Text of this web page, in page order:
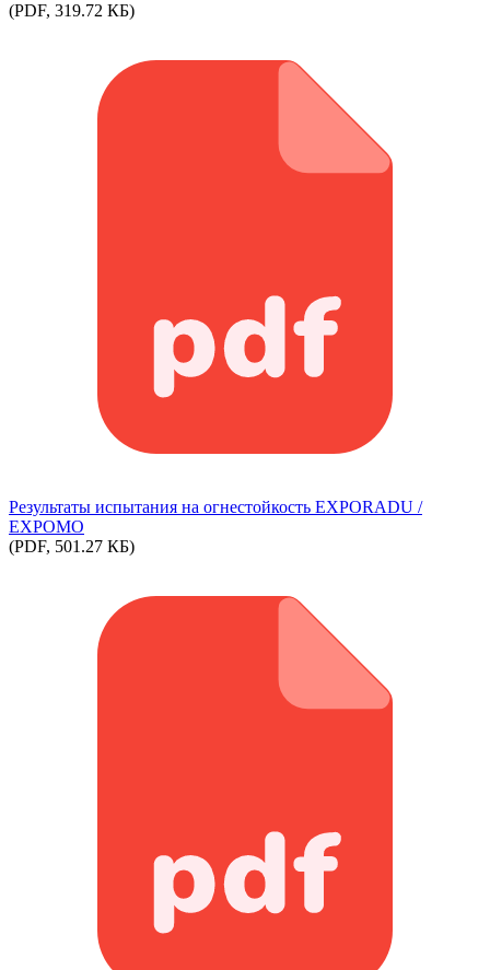
(PDF, 319.72 КБ)
Результаты испытания на огнестойкость EXPORADU /
EXPOMO
(PDF, 501.27 КБ)